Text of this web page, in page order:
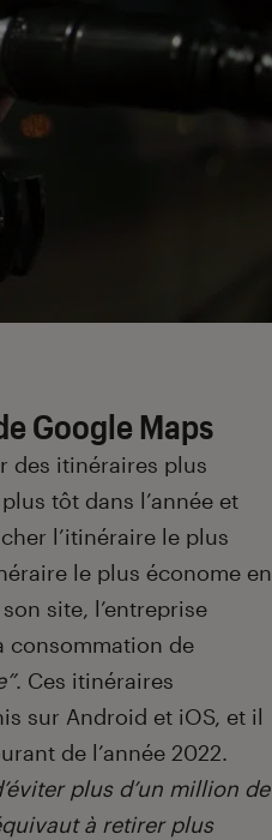
Google Maps
des itinéraires plus
tôt dans l’année et
l’itinéraire le plus
le plus économe en
site, l’entreprise
consommation de
. Ces itinéraires
sur Android et iOS, et il
de l’année 2022.
plus d’un million de
à retirer plus